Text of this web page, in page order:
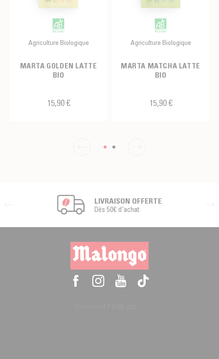
Agriculture Biologique
MARTA GOLDEN LATTE
BIO
15,90 €
Agriculture Biologique
MARTA MATCHA LATTE
BIO
15,90 €
LIVRAISON OFFERTE
Dès 50€ d'achat